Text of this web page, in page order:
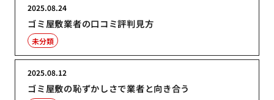
ゴミ屋敷業者の口コミ評判見方
2025.08.24
未分類
ゴミ屋敷の恥ずかしさで業者と向き合う
2025.08.12